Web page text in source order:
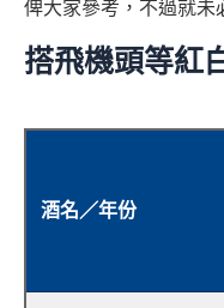
俾大家參考，不過就未
搭飛機頭等紅
酒名／年份